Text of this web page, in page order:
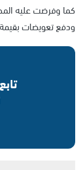
كما وفرضت عليه
ودفع تعويضات بقيمة 20000 للمشتكية.